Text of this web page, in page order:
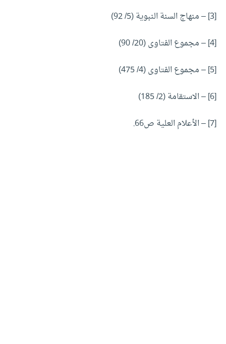
[3] – منهاج السنة النبوية (5/ 92)
[4] – مجموع الفتاوى (20/ 90)
[5] – مجموع الفتاوى (4/ 475)
[6] – الاستقامة (2/ 185)
[7] – الأعلام العلية ص66.